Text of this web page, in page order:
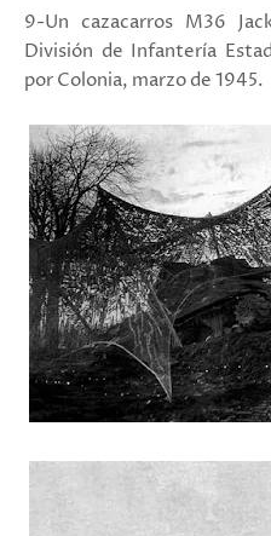
9-Un cazacarros M36
División de Infantería
por Colonia, marzo de 1945.